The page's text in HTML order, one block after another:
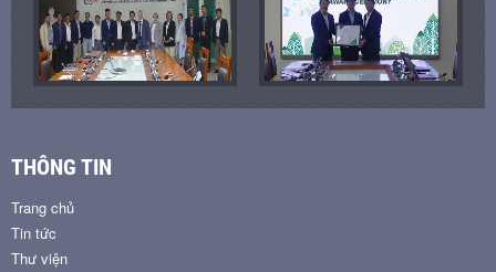
THÔNG TIN
Trang chủ
Tin tức
Thư viện